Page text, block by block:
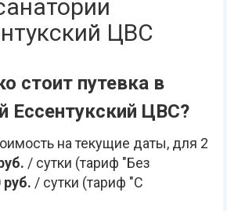
ЦВС
стоит путевка в
Ессентукский ЦВС?
на текущие даты, для 2
/ сутки (тариф "Без
руб. / сутки (тариф "С